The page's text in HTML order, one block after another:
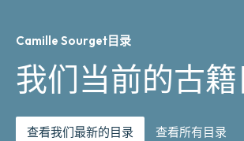
Camille Sourget目录
我们当前的古
查看我们最新的目录 查看所有目录